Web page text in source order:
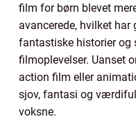
film for børn blevet
avancerede, hvilket
fantastiske historier og
filmoplevelser. Uanset
action film eller
sjov, fantasi og
voksne.